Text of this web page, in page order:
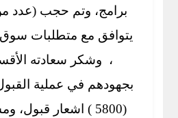
برامج، وتم حجب (عدد من
يتوافق مع متطلبات سوق
، وشكر سعادته
بجهودهم في عملية
(5800 ) اشعار